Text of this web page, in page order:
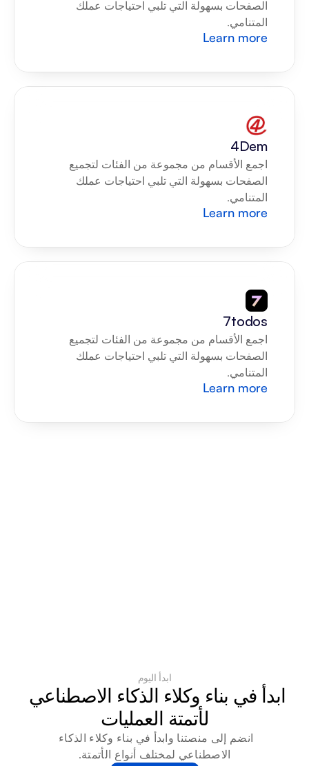
المتنامي.
Learn more
4Dem
المتنامي.
Learn more
7todos
المتنامي.
Learn more
ابدأ اليوم
لأتمتة العمليات
الاصطناعي لمختلف أنواع الأتمتة.